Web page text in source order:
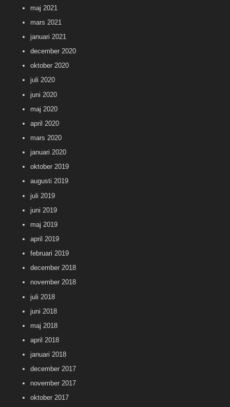
maj 2021
mars 2021
januari 2021
december 2020
oktober 2020
juli 2020
juni 2020
maj 2020
april 2020
mars 2020
januari 2020
oktober 2019
augusti 2019
juli 2019
juni 2019
maj 2019
april 2019
februari 2019
december 2018
november 2018
juli 2018
juni 2018
maj 2018
april 2018
januari 2018
december 2017
november 2017
oktober 2017